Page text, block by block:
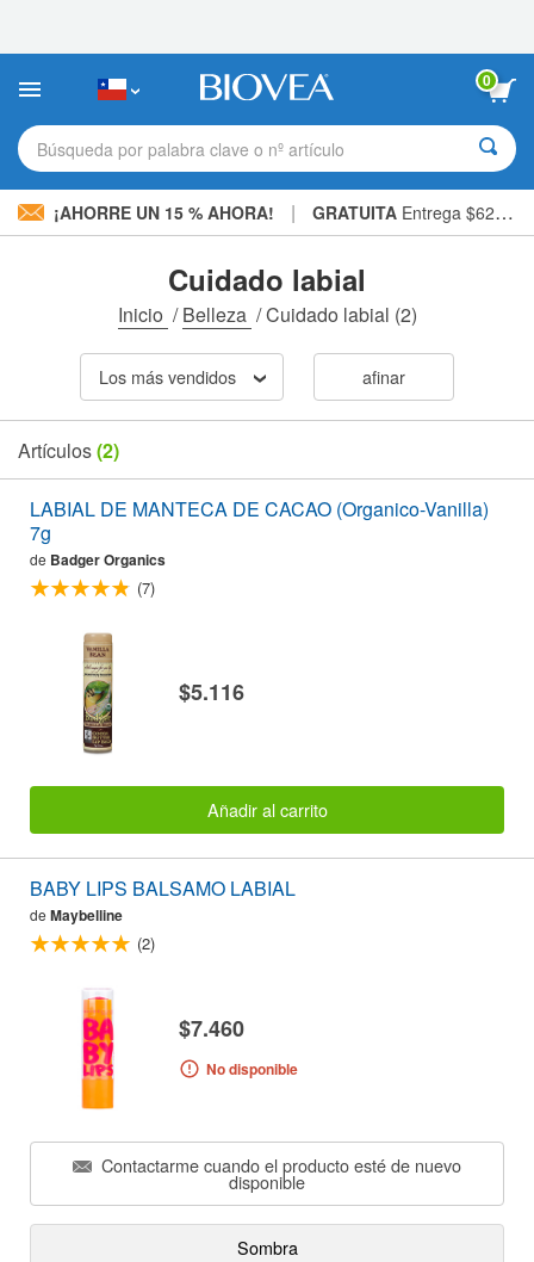
sitio
incluye
sistema
de
0
Búsqueda por palabra clave o nº artículo
¡AHORRE UN 15 % AHORA! | GRATUITA Entrega $62.800 »
Cuidado labial
Inicio /Belleza /Cuidado labial (2)
Los más vendidos afinar
Artículos(2)
LABIAL DE MANTECA DE CACAO (Organico-Vanilla)
7g
de Badger Organics
(7)
$5.116
Añadir al carrito
BABY LIPS BALSAMO LABIAL
de Maybelline
(2)
$7.460
No disponible
Contactarme cuando el producto esté de nuevo
disponible
Sombra